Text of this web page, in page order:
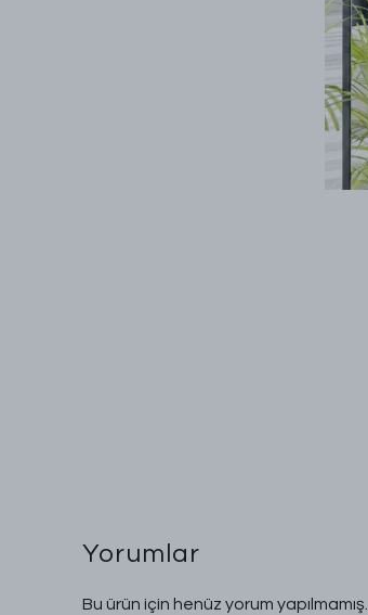
Yorumlar
Bu ürün için henüz yorum yapılmamış.